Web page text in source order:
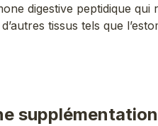
digestive peptidique qui
tissus tels que